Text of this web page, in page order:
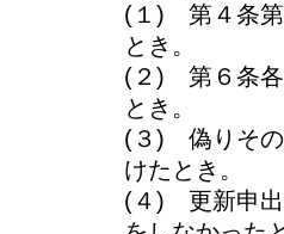
(１) 第４条第
とき。
(２) 第６条各
とき。
(３) 偽りその
けたとき。
(４) 更新申出